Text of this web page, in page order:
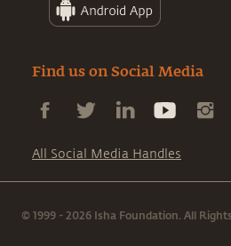
Find us on Social Media
All Social Media Handles
© 1999 - 2026 Isha Foundation. All